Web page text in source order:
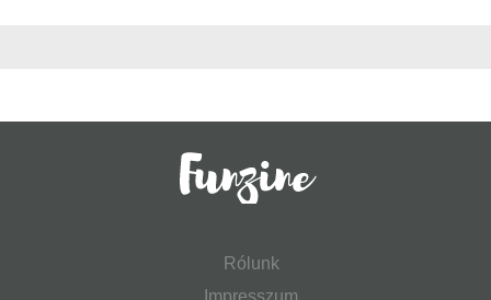
Rólunk
Impresszum